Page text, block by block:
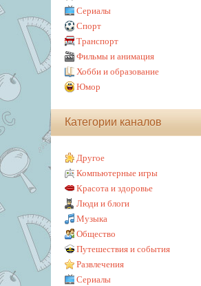
Сериалы
Спорт
Транспорт
Фильмы и анимация
Хобби и образование
Юмор
Категории каналов
Другое
Компьютерные игры
Красота и здоровье
Люди и блоги
Музыка
Общество
Путешествия и события
Развлечения
Сериалы